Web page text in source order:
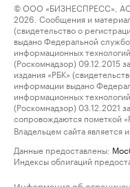
© ООО «БИЗНЕСПРЕСС»,
2026. Сообщения и
(свидетельство о
выдано Федеральной
информационных
(Роскомнадзор) 09.12.2015
издания «РБК»
информации выдано
информационных
(Роскомнадзор) 03.12.2021
сопровождаются пометкой
Владельцем сайта является
Данные предоставлены:
Индексы облигаций